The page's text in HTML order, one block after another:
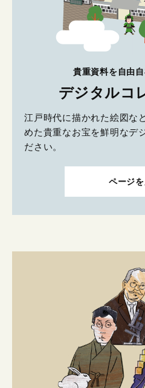
貴重資料を自由
デジタルコ
江戸時代に描かれた絵図な
めた貴重なお宝を鮮明なデ
ださい。
ページ